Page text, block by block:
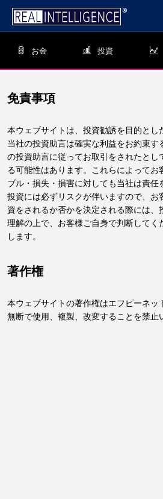
お金 投資
免責事項
本ウェブサイトは、投資勧誘を目的とし
当社の投資助言は確実な利益をお約束す
の投資助言に従ってお取引をされたとし
る可能性はあります。これらによってお
ブル・損失・損害に対しても当社は責任
投資には必ずリスクが伴いますので、お
資をされるか否かを決定される際には、
理解の上で、お客様ご自身で判断してく
します。
著作権
本ウェブサイトの著作権はエフピーネッ
無断で使用、複製、改変することを禁止